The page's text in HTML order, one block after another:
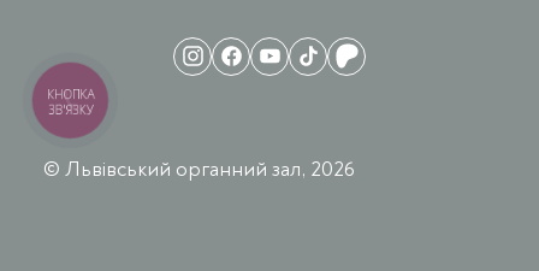
© Львівський органний зал, 2026
КНОПКА
ЗВ'ЯЗКУ